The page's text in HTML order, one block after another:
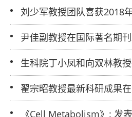
刘少军教授团队喜获2018
技进步二等奖
尹佳副教授在国际著名期刊
群代谢物综述
生科院丁小凤和向双林教授
现肝细胞癌抑制新基因—AP-
翟宗昭教授最新科研成果在
《Immunity》发表
《Cell Metabolism》: 发